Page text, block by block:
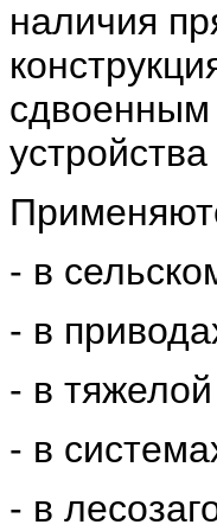
наличия
сдвоенным
- в
- в
- в
- в
- в